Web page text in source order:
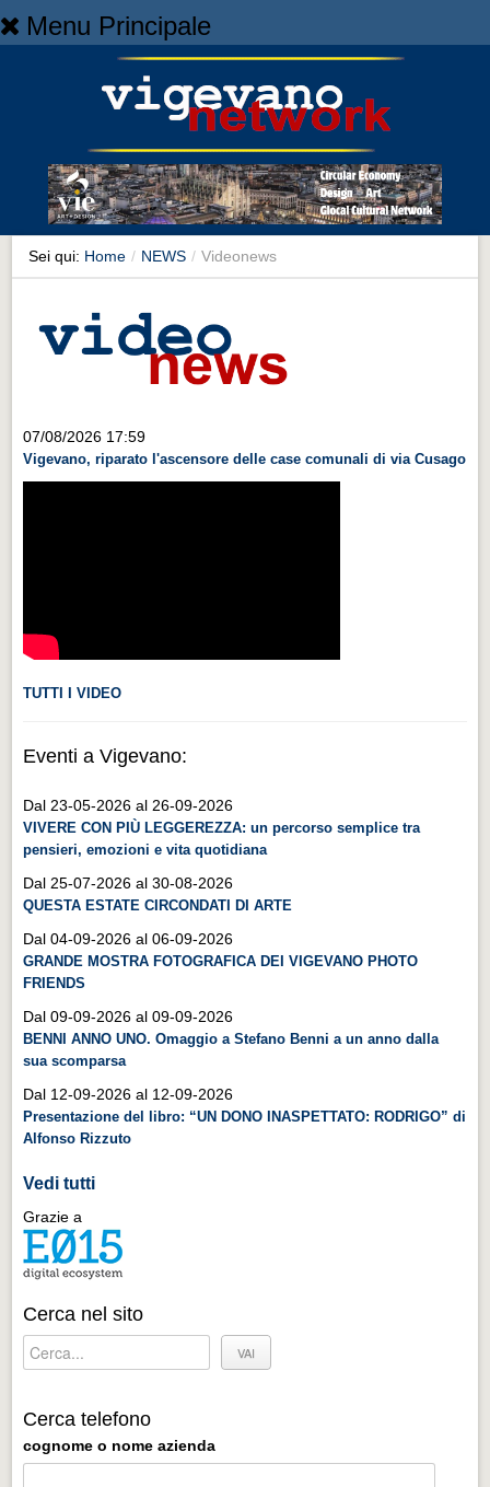
Menu Principale
NEWS
Cronaca
Cronaca
Artes et Artificia
Territorio
Territorio
CHI SIAMO
CHI SIAMO
CITTÀ
Guida turistica rapida
Guida turistica rapida
Musica e teatro
Musica e teatro
Distretto industriale
Distretto industriale
Muoversi a Vigevano
Muoversi a Vigevano
Cultura e turismo 4.0
Cultura e turismo 4.0
PROGETTI
PROGETTI
Progetti Aperti
Progetti Realizzati
EVENTI
Sei qui: Home / NEWS / Videonews
07/08/2026 17:59
Vigevano, riparato l'ascensore delle case comunali di via Cusago
TUTTI I VIDEO
Eventi a Vigevano:
Dal 23-05-2026 al 26-09-2026
VIVERE CON PIÙ LEGGEREZZA: un percorso semplice tra
pensieri, emozioni e vita quotidiana
Dal 25-07-2026 al 30-08-2026
QUESTA ESTATE CIRCONDATI DI ARTE
Dal 04-09-2026 al 06-09-2026
GRANDE MOSTRA FOTOGRAFICA DEI VIGEVANO PHOTO
FRIENDS
Dal 09-09-2026 al 09-09-2026
BENNI ANNO UNO. Omaggio a Stefano Benni a un anno dalla
sua scomparsa
Dal 12-09-2026 al 12-09-2026
Presentazione del libro: “UN DONO INASPETTATO: RODRIGO” di
Alfonso Rizzuto
Vedi tutti
Grazie a
Cerca nel sito
Cerca telefono
cognome o nome azienda